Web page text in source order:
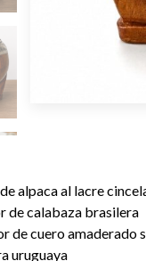
alpaca al lacre
de calabaza brasilera
de cuero amaderado
uruguaya